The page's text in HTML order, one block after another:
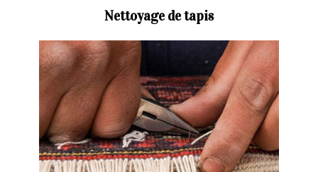
Nettoyage de tapis